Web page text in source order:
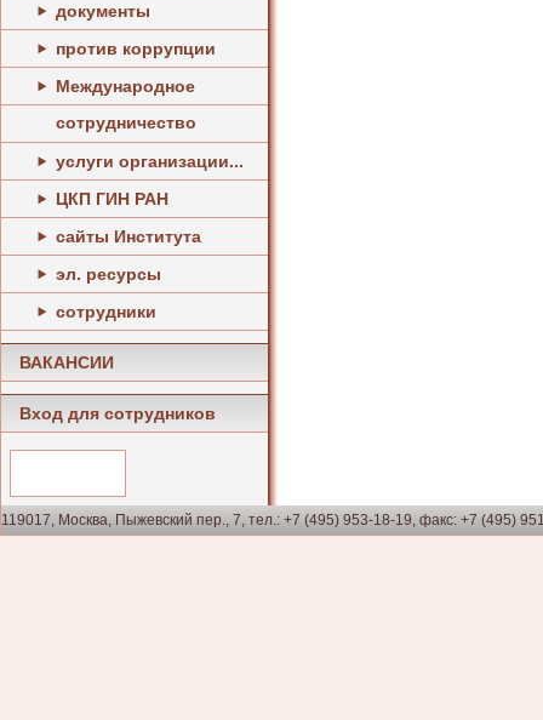
документы
против коррупции
Международное
сотрудничество
услуги организации...
ЦКП ГИН РАН
сайты Института
эл. ресурсы
сотрудники
ВАКАНСИИ
Вход для сотрудников
119017, Москва, Пыжевский пер., 7, тел.: +7 (495) 953-18-19, факс: +7 (495)